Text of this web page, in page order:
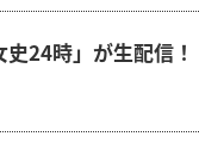
24時」が生配信！